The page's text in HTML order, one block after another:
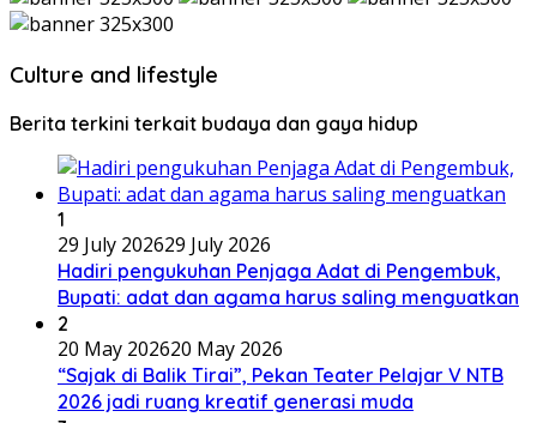
Culture and lifestyle
Berita terkini terkait budaya dan gaya hidup
1
29 July 202629 July 2026
Hadiri pengukuhan Penjaga Adat di Pengembuk,
Bupati: adat dan agama harus saling menguatkan
2
20 May 202620 May 2026
“Sajak di Balik Tirai”, Pekan Teater Pelajar V NTB
2026 jadi ruang kreatif generasi muda